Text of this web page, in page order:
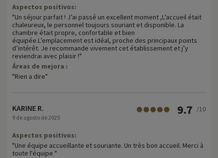
Aspectos positivos:
"Un séjour parfait ! J’ai passé un excellent moment ,L’accueil était
chaleureux, le personnel toujours souriant et disponible. La
chambre était propre, confortable et bien
équipée.L’emplacement est idéal, proche des principaux points
d’intérêt. Je recommande vivement cet établissement et j’y
reviendrai avec plaisir !"
Áreas de mejora :
"Rien a dire"
KARINE R.
9 de agosto de 2025
9.7 /10
Aspectos positivos:
"Une équipe accueillante et souriante. Un très bon accueil. Merci à
toute l'équipe "